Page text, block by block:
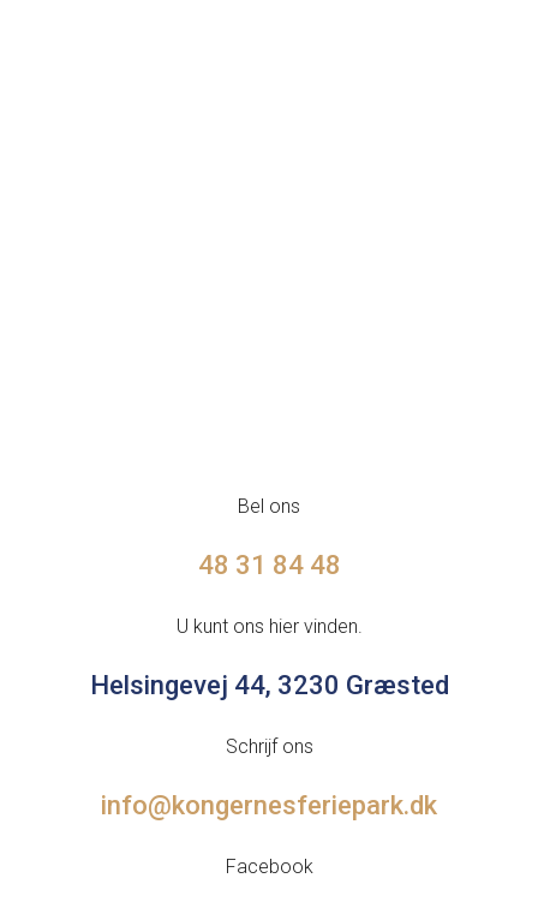
Bel ons
48 31 84 48
U kunt ons hier vinden.
Helsingevej 44, 3230 Græsted
Schrijf ons
info@kongernesferiepark.dk
Facebook